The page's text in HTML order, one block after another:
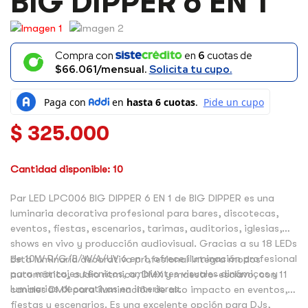
Compra con en 6 cuotas de
$66.061/mensual. Solicita tu cupo.
$ 325.000
Cantidad disponible: 10
Par LED LPC006 BIG DIPPER 6 EN 1 de BIG DIPPER es una
luminaria decorativa profesional para bares, discotecas,
eventos, fiestas, escenarios, tarimas, auditorios, iglesias,
shows en vivo y producción audiovisual. Gracias a su 18 LEDs
de 10W R/G/B/W/A/UV 6 en 1, ofrece iluminación profesional
para montajes técnicos, ambientes visuales dinámicos y
luminarias decorativas en interiores.
Esta luminaria decorativa profesional integra modos
automático, audio rítmico, DMX y maestro-esclavo, con 11
canales DMX para iluminación de alto impacto en eventos,
fiestas y escenarios. Es una excelente opción para DJs,
DIPPER
EN
CANTIDAD